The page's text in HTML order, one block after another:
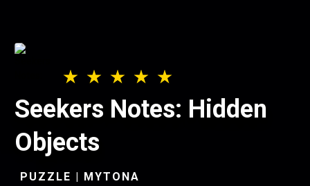
Seekers Notes: Hidden
Objects
PUZZLE | MYTONA